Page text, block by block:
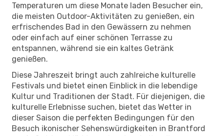
Temperaturen um diese Monate laden Besucher ein,
die meisten Outdoor-Aktivitäten zu genießen, ein
erfrischendes Bad in den Gewässern zu nehmen
oder einfach auf einer schönen Terrasse zu
entspannen, während sie ein kaltes Getränk
genießen.
Diese Jahreszeit bringt auch zahlreiche kulturelle
Festivals und bietet einen Einblick in die lebendige
Kultur und Traditionen der Stadt. Für diejenigen, die
kulturelle Erlebnisse suchen, bietet das Wetter in
dieser Saison die perfekten Bedingungen für den
Besuch ikonischer Sehenswürdigkeiten in Brantford